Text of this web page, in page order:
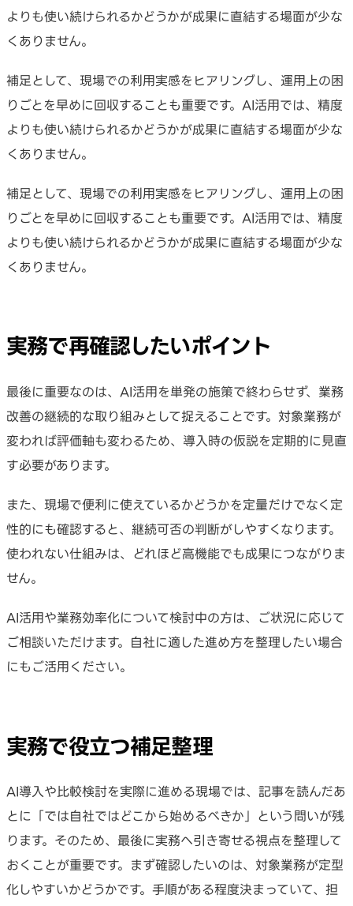
よりも使い続けられるかどうかが成果に直結する場面が少な
くありません。
補足として、現場での利用実感をヒアリングし、運用上の困
りごとを早めに回収することも重要です。AI活用では、精度
よりも使い続けられるかどうかが成果に直結する場面が少な
くありません。
補足として、現場での利用実感をヒアリングし、運用上の困
りごとを早めに回収することも重要です。AI活用では、精度
よりも使い続けられるかどうかが成果に直結する場面が少な
くありません。
実務で再確認したいポイント
最後に重要なのは、AI活用を単発の施策で終わらせず、業務
改善の継続的な取り組みとして捉えることです。対象業務が
変われば評価軸も変わるため、導入時の仮説を定期的に見直
す必要があります。
また、現場で便利に使えているかどうかを定量だけでなく定
性的にも確認すると、継続可否の判断がしやすくなります。
使われない仕組みは、どれほど高機能でも成果につながりま
せん。
AI活用や業務効率化について検討中の方は、ご状況に応じて
ご相談いただけます。自社に適した進め方を整理したい場合
にもご活用ください。
実務で役立つ補足整理
AI導入や比較検討を実際に進める現場では、記事を読んだあ
とに「では自社ではどこから始めるべきか」という問いが残
ります。そのため、最後に実務へ引き寄せる視点を整理して
おくことが重要です。まず確認したいのは、対象業務が定型
化しやすいかどうかです。手順がある程度決まっていて、担